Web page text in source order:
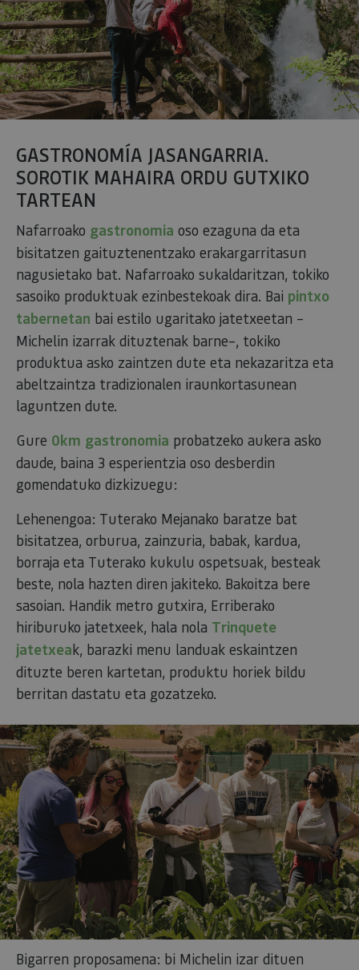
GASTRONOMÍA JASANGARRIA.
SOROTIK MAHAIRA ORDU GUTXIKO
TARTEAN
Nafarroako gastronomia oso ezaguna da eta
bisitatzen gaituztenentzako erakargarritasun
nagusietako bat. Nafarroako sukaldaritzan, tokiko
sasoiko produktuak ezinbestekoak dira. Bai pintxo
tabernetan bai estilo ugaritako jatetxeetan –
Michelin izarrak dituztenak barne–, tokiko
produktua asko zaintzen dute eta nekazaritza eta
abeltzaintza tradizionalen iraunkortasunean
laguntzen dute.
Gure 0km gastronomia probatzeko aukera asko
daude, baina 3 esperientzia oso desberdin
gomendatuko dizkizuegu:
Lehenengoa: Tuterako Mejanako baratze bat
bisitatzea, orburua, zainzuria, babak, kardua,
borraja eta Tuterako kukulu ospetsuak, besteak
beste, nola hazten diren jakiteko. Bakoitza bere
sasoian. Handik metro gutxira, Erriberako
hiriburuko jatetxeek, hala nola Trinquete
jatetxeak, barazki menu landuak eskaintzen
dituzte beren kartetan, produktu horiek bildu
berritan dastatu eta gozatzeko.
Bigarren proposamena: bi Michelin izar dituen